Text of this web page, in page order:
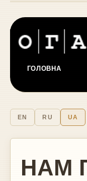
ГОЛОВНА
EN RU UA
НАМ